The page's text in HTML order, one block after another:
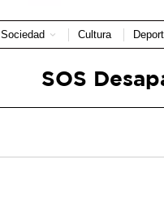
Sociedad Cultura
SOS